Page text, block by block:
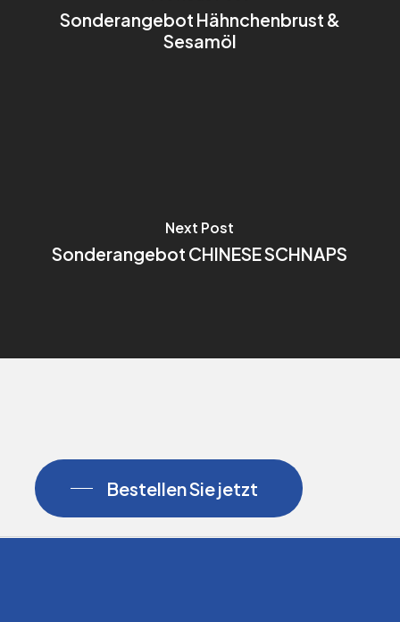
Sonderangebot Hähnchenbrust &
Sesamöl
Next Post
Sonderangebot CHINESE SCHNAPS
Bestellen Sie jetzt